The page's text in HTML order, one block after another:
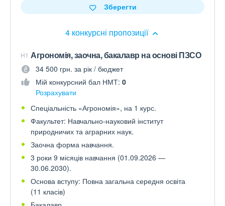
4 конкурсні пропозиції
Зберегти
H1 Агрономія, заочна, бакалавр на основі ПЗСО
34 500 грн. за рік / бюджет
Мій конкурсний бал НМТ: 0
Розрахувати
Спеціальність «Агрономія», на 1 курс.
Факультет: Навчально-науковий інститут
природничих та аграрних наук.
Заочна форма навчання.
3 роки 9 місяців навчання (01.09.2026 —
30.06.2030).
Основа вступу: Повна загальна середня освіта
(11 класів)